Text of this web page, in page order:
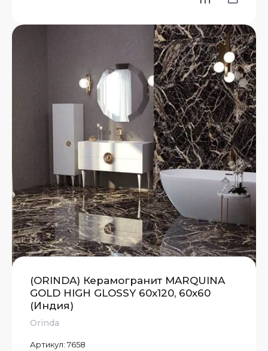
(ORINDA) Керамогранит MARQUINA
GOLD HIGH GLOSSY 60x120, 60х60
(Индия)
Orinda
Артикул: 7658